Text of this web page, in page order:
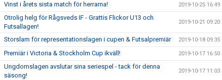
Vinst i årets sista match för herrarna! 2019-10-25 16:49
Otrolig helg för Rågsveds IF - Grattis Flickor U13 och
Futsallagen!
2019-10-21 09:20
Storslam för representationslagen i cupen & Futsalpremiär 2019-10-18 09:35
Premiär i Victoria & Stockholm Cup ikväll! 2019-10-17 16:50
Ungdomslagen avslutar sina seriespel - tack för denna
säsong!
2019-10-17 11:03